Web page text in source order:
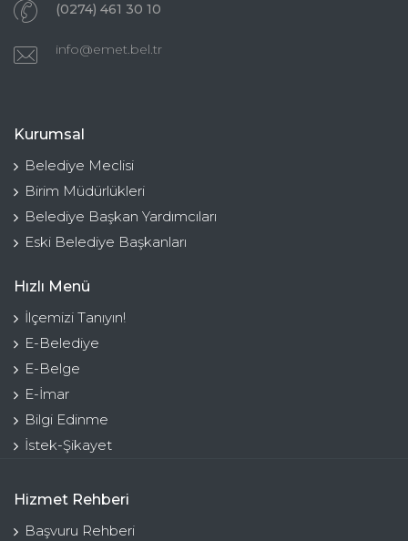
(0274) 461 30 10
info@emet.bel.tr
Kurumsal
Belediye Meclisi
Birim Müdürlükleri
Belediye Başkan Yardımcıları
Eski Belediye Başkanları
Hızlı Menü
İlçemizi Tanıyın!
E-Belediye
E-Belge
E-İmar
Bilgi Edinme
İstek-Şikayet
Hizmet Rehberi
Başvuru Rehberi